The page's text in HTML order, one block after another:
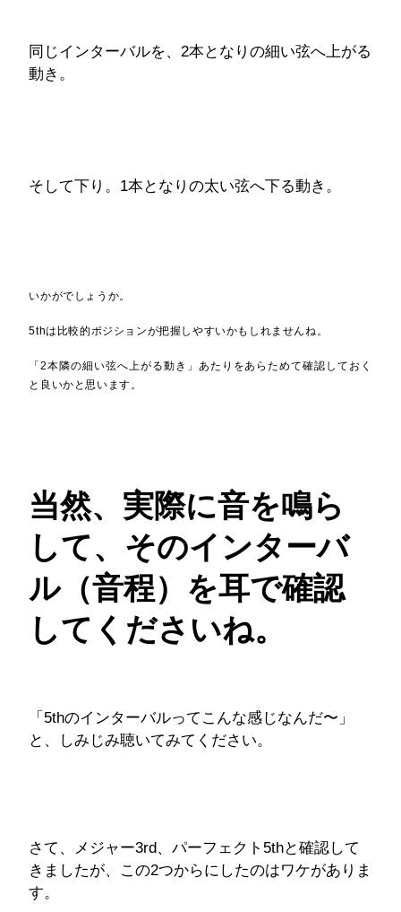
同じインターバルを、2本となりの細い弦へ上がる
動き。
そして下り。1本となりの太い弦へ下る動き。
いかがでしょうか。
5thは比較的ポジションが把握しやすいかもしれませんね。
「2本隣の細い弦へ上がる動き」あたりをあらためて確認しておく
と良いかと思います。
当然、実際に音を鳴ら
して、そのインターバ
ル（音程）を耳で確認
してくださいね。
「5thのインターバルってこんな感じなんだ〜」
と、しみじみ聴いてみてください。
さて、メジャー3rd、パーフェクト5thと確認して
きましたが、この2つからにしたのはワケがありま
す。